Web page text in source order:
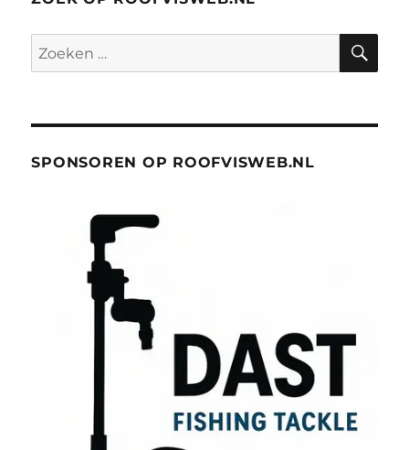
Zoeken
naar:
SPONSOREN OP ROOFVISWEB.NL